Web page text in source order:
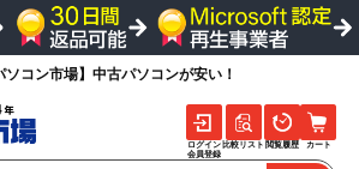
コン市場】中古パソコンが安い！
ログイン
会員登録
比較リスト 閲覧履歴 カート